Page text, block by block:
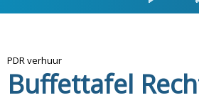
PDR verhuur
Buffettafel